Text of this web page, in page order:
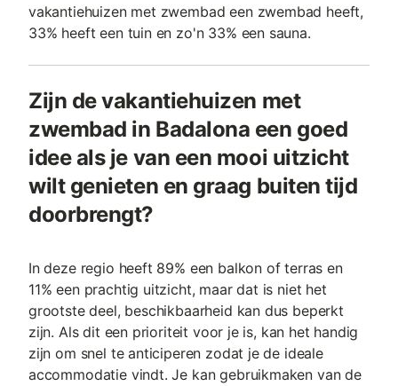
vakantiehuizen met zwembad een zwembad heeft,
33% heeft een tuin en zo'n 33% een sauna.
Zijn de vakantiehuizen met
zwembad in Badalona een goed
idee als je van een mooi uitzicht
wilt genieten en graag buiten tijd
doorbrengt?
In deze regio heeft 89% een balkon of terras en
11% een prachtig uitzicht, maar dat is niet het
grootste deel, beschikbaarheid kan dus beperkt
zijn. Als dit een prioriteit voor je is, kan het handig
zijn om snel te anticiperen zodat je de ideale
accommodatie vindt. Je kan gebruikmaken van de